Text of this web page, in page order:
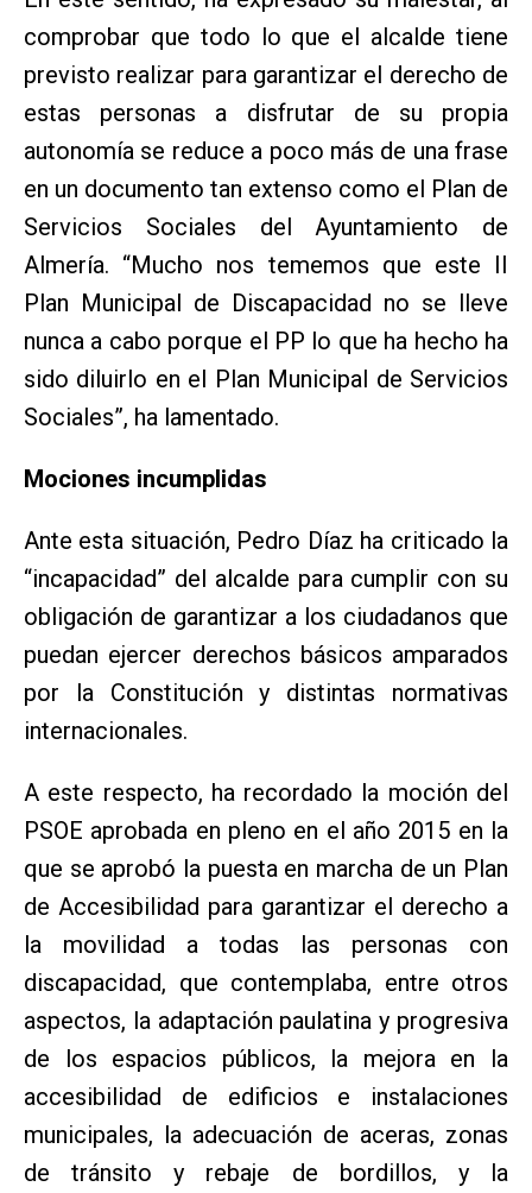
comprobar que todo lo que el alcalde tiene
previsto realizar para garantizar el derecho de
estas personas a disfrutar de su propia
autonomía se reduce a poco más de una frase
en un documento tan extenso como el Plan de
Servicios Sociales del Ayuntamiento de
Almería. “Mucho nos tememos que este II
Plan Municipal de Discapacidad no se lleve
nunca a cabo porque el PP lo que ha hecho ha
sido diluirlo en el Plan Municipal de Servicios
Sociales”, ha lamentado.
Mociones incumplidas
Ante esta situación, Pedro Díaz ha criticado la
“incapacidad” del alcalde para cumplir con su
obligación de garantizar a los ciudadanos que
puedan ejercer derechos básicos amparados
por la Constitución y distintas normativas
internacionales.
A este respecto, ha recordado la moción del
PSOE aprobada en pleno en el año 2015 en la
que se aprobó la puesta en marcha de un Plan
de Accesibilidad para garantizar el derecho a
la movilidad a todas las personas con
discapacidad, que contemplaba, entre otros
aspectos, la adaptación paulatina y progresiva
de los espacios públicos, la mejora en la
accesibilidad de edificios e instalaciones
municipales, la adecuación de aceras, zonas
de tránsito y rebaje de bordillos, y la